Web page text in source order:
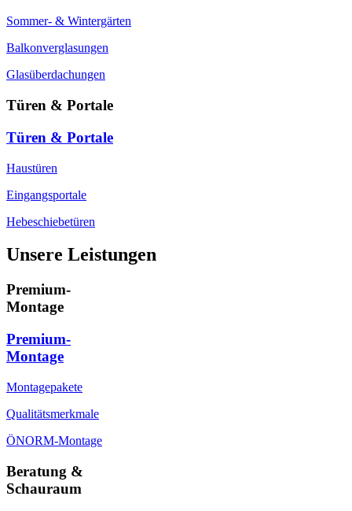
Sommer- & Wintergärten
Balkonverglasungen
Glasüberdachungen
Türen & Portale
Türen & Portale
Haustüren
Eingangsportale
Hebeschiebetüren
Unsere Leistungen
Premium-
Montage
Premium-
Montage
Montagepakete
Qualitätsmerkmale
ÖNORM-Montage
Beratung &
Schauraum